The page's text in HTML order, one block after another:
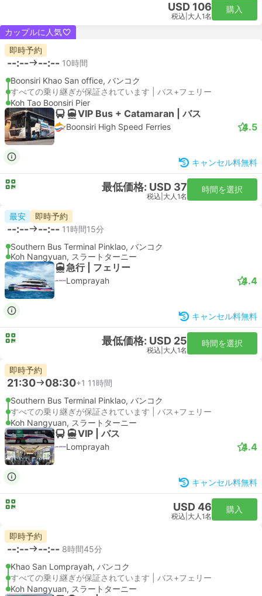
USD 106
税込 大人1名
購入
カップルに人気
即時予約
--:-- --:-- 10時間
Boonsiri Khao San office, バンコク
すべての乗り継ぎが保証されています | バス+フェリー
Koh Tao Boonsiri Pier
VIP Bus + Catamaran | バス
Boonsiri High Speed Ferries 4.5
キャンセル料無料
最低価格: USD 37
税込 大人1名
時間を選択
最安 即時予約
--:-- --:-- 11時間15分
Southern Bus Terminal Pinklao, バンコク
Koh Nangyuan, スラートターニー
急行 | フェリー
Lomprayah 4.4
キャンセル料無料
最低価格: USD 25
税込 大人1名
時間を選択
即時予約
21:30 08:30+1 11時間
Southern Bus Terminal Pinklao, バンコク
すべての乗り継ぎが保証されています | バス+フェリー
Koh Nangyuan, スラートターニー
VIP | バス
Lomprayah 4.4
キャンセル料無料
USD 46
税込 大人1名
購入
即時予約
--:-- --:-- 8時間45分
Khao San Lomprayah, バンコク
すべての乗り継ぎが保証されています | バス+フェリー
Koh Nangyuan, スラートターニー